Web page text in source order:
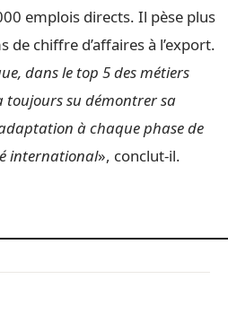
emplois directs. Il pèse plus
chiffre d’affaires à l’export.
dans le top 5 des métiers
su démontrer sa
à chaque phase de
international», conclut-il.